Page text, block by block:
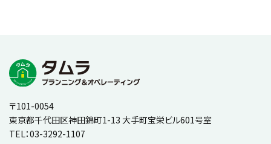
〒101-0054
東京都千代田区神田錦町1-13 大手町宝栄ビル601号室
TEL：03-3292-1107